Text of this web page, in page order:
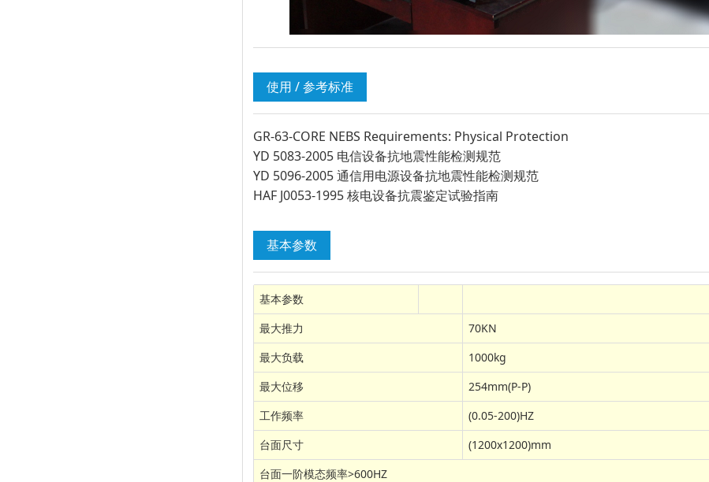
使用 / 参考标准
GR-63-CORE NEBS Requirements: Physical Protection
YD 5083-2005 电信设备抗地震性能检测规范
YD 5096-2005 通信用电源设备抗地震性能检测规范
HAF J0053-1995 核电设备抗震鉴定试验指南
基本参数
基本参数
最大推力
70KN
最大负载
1000kg
最大位移
254mm(P-P)
工作频率
(0.05-200)HZ
台面尺寸
(1200x1200)mm
台面一阶模态频率>600HZ